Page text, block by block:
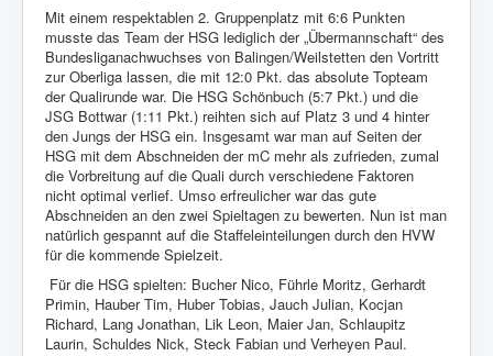
Mit einem respektablen 2. Gruppenplatz mit 6:6 Punkten
musste das Team der HSG lediglich der „Übermannschaft“ des
Bundesliganachwuchses von Balingen/Weilstetten den Vortritt
zur Oberliga lassen, die mit 12:0 Pkt. das absolute Topteam
der Qualirunde war. Die HSG Schönbuch (5:7 Pkt.) und die
JSG Bottwar (1:11 Pkt.) reihten sich auf Platz 3 und 4 hinter
den Jungs der HSG ein. Insgesamt war man auf Seiten der
HSG mit dem Abschneiden der mC mehr als zufrieden, zumal
die Vorbreitung auf die Quali durch verschiedene Faktoren
nicht optimal verlief. Umso erfreulicher war das gute
Abschneiden an den zwei Spieltagen zu bewerten. Nun ist man
natürlich gespannt auf die Staffeleinteilungen durch den HVW
für die kommende Spielzeit.
Für die HSG spielten: Bucher Nico, Führle Moritz, Gerhardt
Primin, Hauber Tim, Huber Tobias, Jauch Julian, Kocjan
Richard, Lang Jonathan, Lik Leon, Maier Jan, Schlaupitz
Laurin, Schuldes Nick, Steck Fabian und Verheyen Paul.